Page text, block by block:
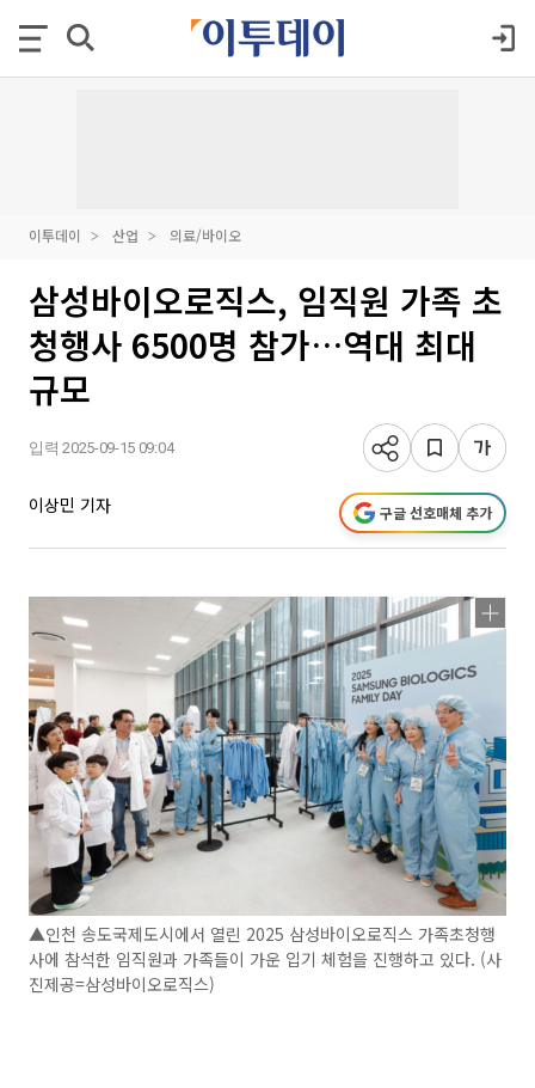
이투데이 산업 의료/바이오
삼성바이오로직스, 임직원 가족 초
청행사 6500명 참가…역대 최대
규모
입력 2025-09-15 09:04
이상민 기자 구글 선호매체 추가
▲인천 송도국제도시에서 열린 2025 삼성바이오로직스 가족초청행
사에 참석한 임직원과 가족들이 가운 입기 체험을 진행하고 있다. (사
진제공=삼성바이오로직스)